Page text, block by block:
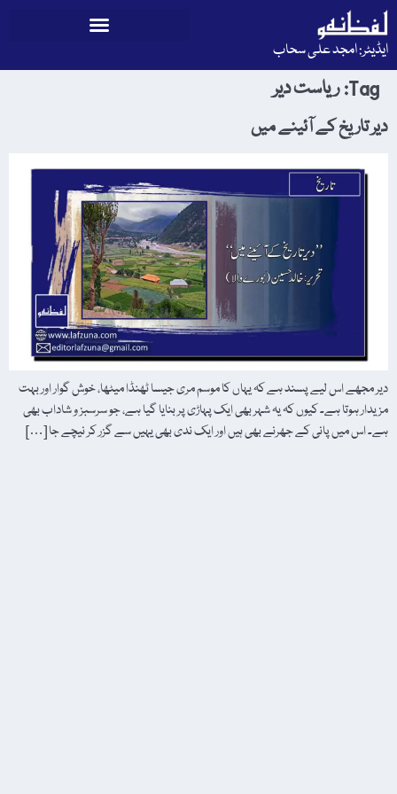
ایڈیٹر: امجد علی سحاب
Tag: ریاست دیر
دیر تاریخ کے آئینے میں
دیر مجھے اس لیے پسند ہے کہ یہاں کا موسم مری جیسا ٹھنڈا میٹھا، خوش گوار اور بہت
مزیدار ہوتا ہے۔ کیوں کہ یہ شہر بھی ایک پہاڑی پر بنایا گیا ہے، جو سرسبز و شاداب بھی
ہے۔ اس میں پانی کے جھرنے بھی ہیں اور ایک ندی بھی یہیں سے گزر کر نیچے جا […]